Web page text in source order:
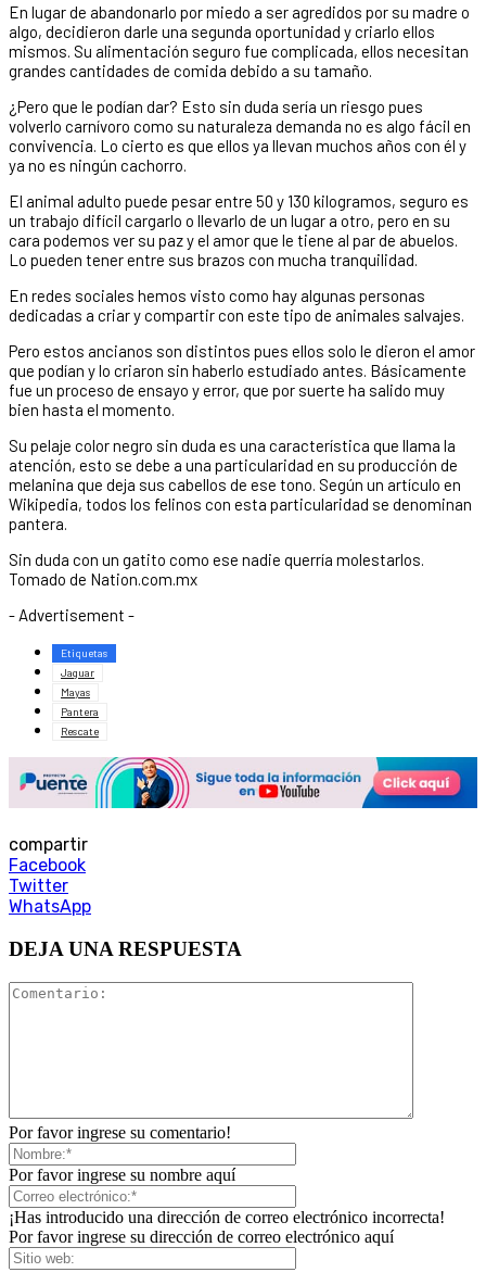
En lugar de abandonarlo por miedo a ser agredidos por su madre o
algo, decidieron darle una segunda oportunidad y criarlo ellos
mismos. Su alimentación seguro fue complicada, ellos necesitan
grandes cantidades de comida debido a su tamaño.
¿Pero que le podían dar? Esto sin duda sería un riesgo pues
volverlo carnívoro como su naturaleza demanda no es algo fácil en
convivencia. Lo cierto es que ellos ya llevan muchos años con él y
ya no es ningún cachorro.
El animal adulto puede pesar entre 50 y 130 kilogramos, seguro es
un trabajo difícil cargarlo o llevarlo de un lugar a otro, pero en su
cara podemos ver su paz y el amor que le tiene al par de abuelos.
Lo pueden tener entre sus brazos con mucha tranquilidad.
En redes sociales hemos visto como hay algunas personas
dedicadas a criar y compartir con este tipo de animales salvajes.
Pero estos ancianos son distintos pues ellos solo le dieron el amor
que podían y lo criaron sin haberlo estudiado antes. Básicamente
fue un proceso de ensayo y error, que por suerte ha salido muy
bien hasta el momento.
Su pelaje color negro sin duda es una característica que llama la
atención, esto se debe a una particularidad en su producción de
melanina que deja sus cabellos de ese tono. Según un artículo en
Wikipedia, todos los felinos con esta particularidad se denominan
pantera.
Sin duda con un gatito como ese nadie querría molestarlos.
Tomado de Nation.com.mx
- Advertisement -
Etiquetas
Jaguar
Mayas
Pantera
Rescate
compartir
Facebook
Twitter
WhatsApp
DEJA UNA RESPUESTA
Por favor ingrese su comentario!
Por favor ingrese su nombre aquí
¡Has introducido una dirección de correo electrónico incorrecta!
Por favor ingrese su dirección de correo electrónico aquí